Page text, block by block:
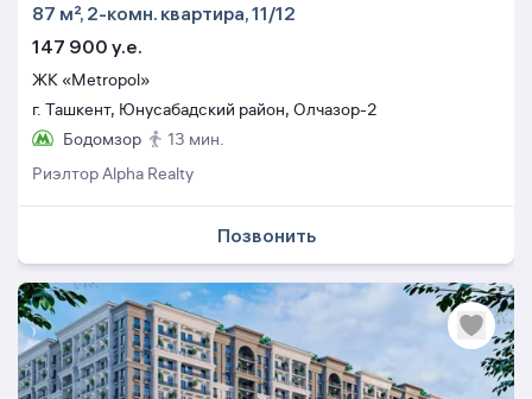
87 м², 2-комн. квартира, 11/12
147 900 y.e.
ЖК «Metropol»
г. Ташкент, Юнусабадский район, Олчазор-2
Бодомзор
13 мин.
Риэлтор Alpha Realty
Позвонить